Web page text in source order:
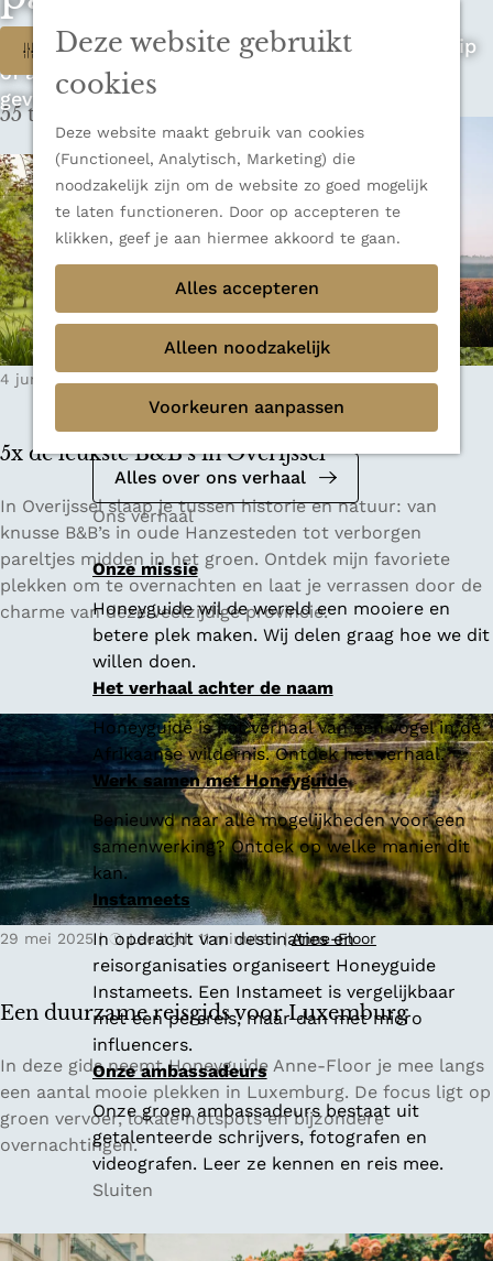
Deze website gebruikt
cookies
Deze website maakt gebruik van cookies
(Functioneel, Analytisch, Marketing) die
noodzakelijk zijn om de website zo goed mogelijk
te laten functioneren. Door op accepteren te
klikken, geef je aan hiermee akkoord te gaan.
Alles accepteren
Alleen noodzakelijk
Voorkeuren aanpassen
n
a
r
e
h
o
m
e
p
a
g
e
u
Thema's
Verborgen parels
Mediakit 2026
Bekijk de mediakit en ontdek de
mogelijkheden om samen te werken.
Alles over ons verhaal
Ons verhaal
Onze missie
Honeyguide wil de wereld een mooiere en
betere plek maken. Wij delen graag hoe we dit
willen doen.
Het verhaal achter de naam
Honeyguide is het verhaal van een vogel in de
Afrikaanse wildernis. Ontdek het verhaal.
Werk samen met Honeyguide
Benieuwd naar alle mogelijkheden voor een
samenwerking? Ontdek op welke manier dit
kan.
Instameets
In opdracht van destinaties en
reisorganisaties organiseert Honeyguide
Instameets. Een Instameet is vergelijkbaar
met een persreis, maar dan met micro
influencers.
Onze ambassadeurs
Onze groep ambassadeurs bestaat uit
getalenteerde schrijvers, fotografen en
videografen. Leer ze kennen en reis mee.
Sluiten
Op zoek naar de ultieme rondreis, een stedentrip
of avontuur in de natuur? Onze Honeyguides
geven je alle inspiratie.
W
a
t
z
o
e
k
j
e
Filter
55 t/m 63 van 348 resultaten
5x de leukste B&B's in Overijssel
4 juni 2025
5
x
d
e
l
s
t
e
B
'
i
v
r
i
j
s
In Overijssel slaap je tussen historie en natuur: van
knusse B&B’s in oude Hanzesteden tot verborgen
pareltjes midden in het groen. Ontdek mijn favoriete
plekken om te overnachten en laat je verrassen door de
charme van deze veelzijdige provincie.
Een duurzame reisgids voor Luxemburg
29 mei 2025 | Leestijd: 11 minuten | Anne-Floor
E
e
n
d
z
In deze gids neemt Honeyguide Anne-Floor je mee langs
een aantal mooie plekken in Luxemburg. De focus ligt op
groen vervoer, lokale hotspots en bijzondere
overnachtingen.